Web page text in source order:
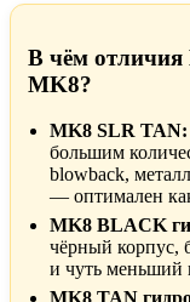
В чём отличия
MK8?
MK8 SLR TAN:
большим
blowback,
— оптимален
MK8 BLACK
чёрный корпус,
и чуть